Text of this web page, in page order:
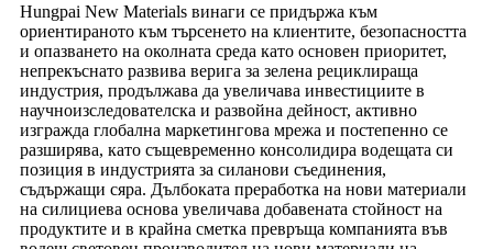
Hungpai New Materials винаги се придържа към
ориентираното към търсенето на клиентите, безопасността
и опазването на околната среда като основен приоритет,
непрекъснато развива верига за зелена рециклираща
индустрия, продължава да увеличава инвестициите в
научноизследователска и развойна дейност, активно
изгражда глобална маркетингова мрежа и постепенно се
разширява, като същевременно консолидира водещата си
позиция в индустрията за силанови съединения,
съдържащи сяра. Дълбоката преработка на нови материали
на силициева основа увеличава добавената стойност на
продуктите и в крайна сметка превръща компанията във